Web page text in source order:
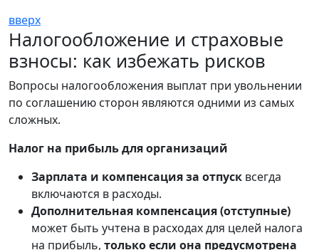
вверх
Налогообложение и страховые
взносы: как избежать рисков
Вопросы налогообложения выплат при увольнении
по соглашению сторон являются одними из самых
сложных.
Налог на прибыль для организаций
Зарплата и компенсация за отпуск всегда
включаются в расходы.
Дополнительная компенсация (отступные)
может быть учтена в расходах для целей налога
на прибыль, только если она предусмотрена